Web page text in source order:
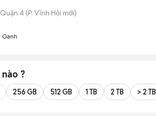
Quận 4 (P. Vĩnh Hội mới)
Oanh
nào ?
256 GB 512 GB 1 TB 2 TB > 2 TB